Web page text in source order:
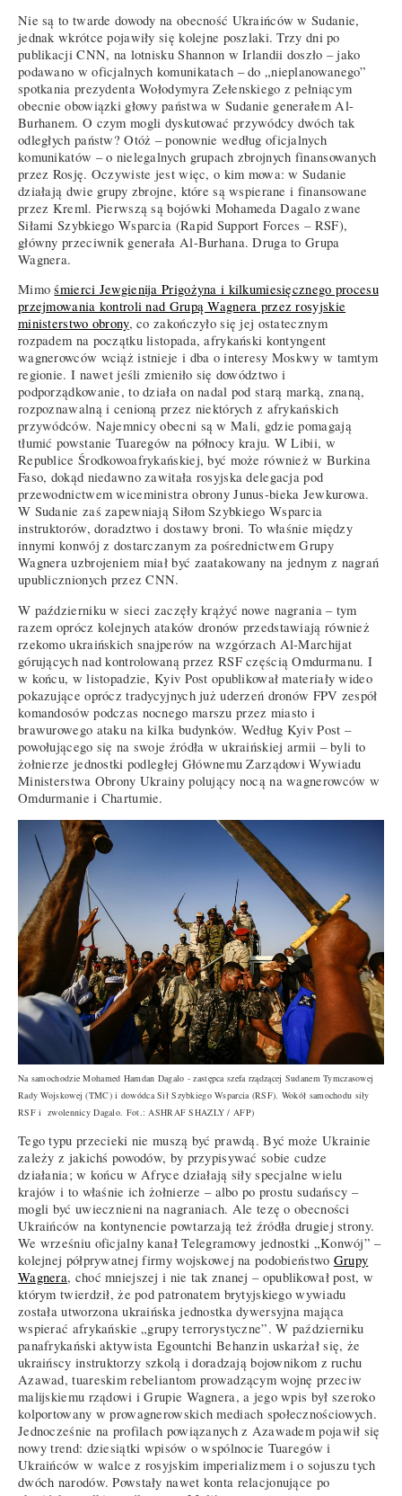
Nie są to twarde dowody na obecność Ukraińców w Sudanie,
jednak wkrótce pojawiły się kolejne poszlaki. Trzy dni po
publikacji CNN, na lotnisku Shannon w Irlandii doszło – jako
podawano w oficjalnych komunikatach – do „nieplanowanego”
spotkania prezydenta Wołodymyra Zełenskiego z pełniącym
obecnie obowiązki głowy państwa w Sudanie generałem Al-
Burhanem. O czym mogli dyskutować przywódcy dwóch tak
odległych państw? Otóż – ponownie według oficjalnych
komunikatów – o nielegalnych grupach zbrojnych finansowanych
przez Rosję. Oczywiste jest więc, o kim mowa: w Sudanie
działają dwie grupy zbrojne, które są wspierane i finansowane
przez Kreml. Pierwszą są bojówki Mohameda Dagalo zwane
Siłami Szybkiego Wsparcia (Rapid Support Forces – RSF),
główny przeciwnik generała Al-Burhana. Druga to Grupa
Wagnera.
Mimośmierci Jewgienija Prigożyna i kilkumiesięcznego procesu
przejmowania kontroli nad Grupą Wagnera przez rosyjskie
ministerstwo obrony, co zakończyło się jej ostatecznym
rozpadem na początku listopada, afrykański kontyngent
wagnerowców wciąż istnieje i dba o interesy Moskwy w tamtym
regionie. I nawet jeśli zmieniło się dowództwo i
podporządkowanie, to działa on nadal pod starą marką, znaną,
rozpoznawalną i cenioną przez niektórych z afrykańskich
przywódców. Najemnicy obecni są w Mali, gdzie pomagają
tłumić powstanie Tuaregów na północy kraju. W Libii, w
Republice Środkowoafrykańskiej, być może również w Burkina
Faso, dokąd niedawno zawitała rosyjska delegacja pod
przewodnictwem wiceministra obrony Junus-bieka Jewkurowa.
W Sudanie zaś zapewniają Siłom Szybkiego Wsparcia
instruktorów, doradztwo i dostawy broni. To właśnie między
innymi konwój z dostarczanym za pośrednictwem Grupy
Wagnera uzbrojeniem miał być zaatakowany na jednym z nagrań
upublicznionych przez CNN.
W październiku w sieci zaczęły krążyć nowe nagrania – tym
razem oprócz kolejnych ataków dronów przedstawiają również
rzekomo ukraińskich snajperów na wzgórzach Al-Marchijat
górujących nad kontrolowaną przez RSF częścią Omdurmanu. I
w końcu, w listopadzie, Kyiv Post opublikował materiały wideo
pokazujące oprócz tradycyjnych już uderzeń dronów FPV zespół
komandosów podczas nocnego marszu przez miasto i
brawurowego ataku na kilka budynków. Według Kyiv Post –
powołującego się na swoje źródła w ukraińskiej armii – byli to
żołnierze jednostki podległej Głównemu Zarządowi Wywiadu
Ministerstwa Obrony Ukrainy polujący nocą na wagnerowców w
Omdurmanie i Chartumie.
Na samochodzie Mohamed Hamdan Dagalo - zastępca szefa rządzącej Sudanem Tymczasowej
Rady Wojskowej (TMC) i dowódca Sił Szybkiego Wsparcia (RSF). Wokół samochodu siły
RSF i zwolennicy Dagalo. Fot.: ASHRAF SHAZLY / AFP)
Tego typu przecieki nie muszą być prawdą. Być może Ukrainie
zależy z jakichś powodów, by przypisywać sobie cudze
działania; w końcu w Afryce działają siły specjalne wielu
krajów i to właśnie ich żołnierze – albo po prostu sudańscy –
mogli być uwiecznieni na nagraniach. Ale tezę o obecności
Ukraińców na kontynencie powtarzają też źródła drugiej strony.
We wrześniu oficjalny kanał Telegramowy jednostki „Konwój” –
kolejnej półprywatnej firmy wojskowej na podobieństwo Grupy
Wagnera, choć mniejszej i nie tak znanej – opublikował post, w
którym twierdził, że pod patronatem brytyjskiego wywiadu
została utworzona ukraińska jednostka dywersyjna mająca
wspierać afrykańskie „grupy terrorystyczne”. W październiku
panafrykański aktywista Egountchi Behanzin uskarżał się, że
ukraińscy instruktorzy szkolą i doradzają bojownikom z ruchu
Azawad, tuareskim rebeliantom prowadzącym wojnę przeciw
malijskiemu rządowi i Grupie Wagnera, a jego wpis był szeroko
kolportowany w prowagnerowskich mediach społecznościowych.
Jednocześnie na profilach powiązanych z Azawadem pojawił się
nowy trend: dziesiątki wpisów o wspólnocie Tuaregów i
Ukraińców w walce z rosyjskim imperializmem i o sojuszu tych
dwóch narodów. Powstały nawet konta relacjonujące po